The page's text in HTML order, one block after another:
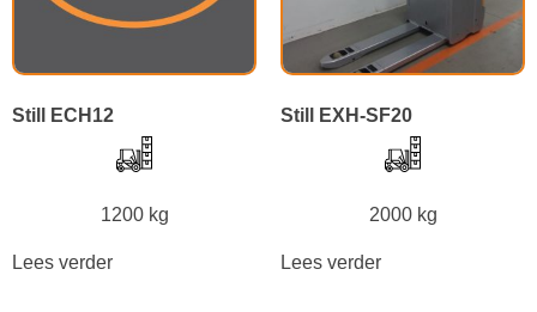
Still ECH12
1200 kg
Lees verder
Still EXH-SF20
2000 kg
Lees verder